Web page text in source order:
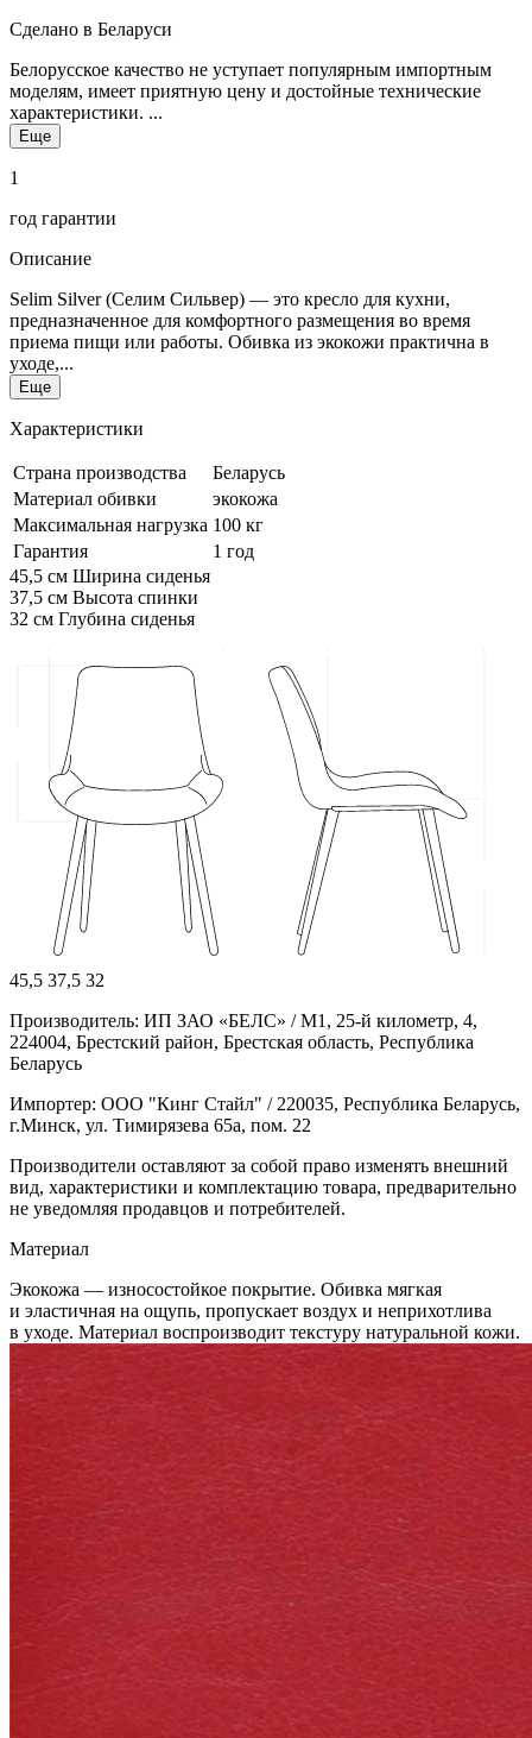
Сделано в Беларуси
Белорусское качество не уступает популярным импортным
моделям, имеет приятную цену и достойные технические
характеристики. ...
Еще
1
год гарантии
Описание
Selim Silver (Селим Сильвер) — это кресло для кухни,
предназначенное для комфортного размещения во время
приема пищи или работы. Обивка из экокожи практична в
уходе,...
Еще
Характеристики
Страна производства
Беларусь
Материал обивки
экокожа
Максимальная нагрузка 100 кг
Гарантия
1 год
45,5 см Ширина сиденья
37,5 см Высота спинки
32 см Глубина сиденья
45,5 37,5 32
Производитель: ИП ЗАО «БЕЛС» / М1, 25-й километр, 4,
224004, Брестский район, Брестская область, Республика
Беларусь
Импортер: ООО "Кинг Стайл" / 220035, Республика Беларусь,
г.Минск, ул. Тимирязева 65а, пом. 22
Производители оставляют за собой право изменять внешний
вид, характеристики и комплектацию товара, предварительно
не уведомляя продавцов и потребителей.
Материал
Экокожа — износостойкое покрытие. Обивка мягкая
и эластичная на ощупь, пропускает воздух и неприхотлива
в уходе. Материал воспроизводит текстуру натуральной кожи.